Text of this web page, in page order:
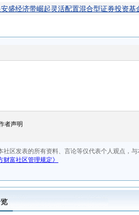
盛经济带崛起灵活配置混合型证券投资